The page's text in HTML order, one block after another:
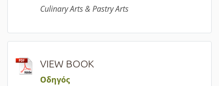
Culinary Arts & Pastry Arts
VIEW BOOK
Οδηγός